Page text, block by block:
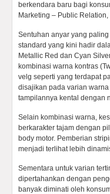
berkendara baru bagi
Marketing – Public
Sentuhan anyar yang
standard yang kini hadir
Metallic Red dan Cyan
kombinasi warna kontras
velg seperti yang terdapat
disajikan pada varian
tampilannya kental dengan
Selain kombinasi warna,
berkarakter tajam dengan
body motor. Pemberian
menjadi terlihat lebih
Sementara untuk varian
dipertahankan dengan
banyak diminati oleh